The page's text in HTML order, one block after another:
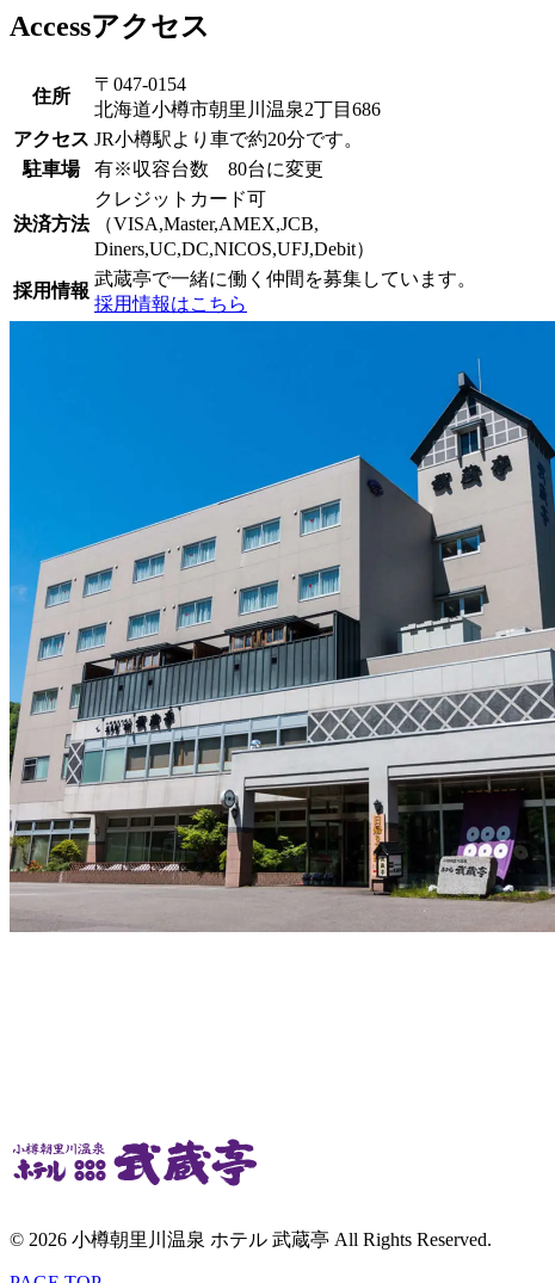
Accessアクセス
住所
〒047-0154
北海道小樽市朝里川温泉2丁目686
アクセス JR小樽駅より車で約20分です。
駐車場
有※収容台数 80台に変更
決済方法
クレジットカード可
（VISA,Master,AMEX,JCB,
Diners,UC,DC,NICOS,UFJ,Debit）
採用情報
武蔵亭で一緒に働く仲間を募集しています。
採用情報はこちら
© 2026 小樽朝里川温泉 ホテル 武蔵亭 All Rights Reserved.